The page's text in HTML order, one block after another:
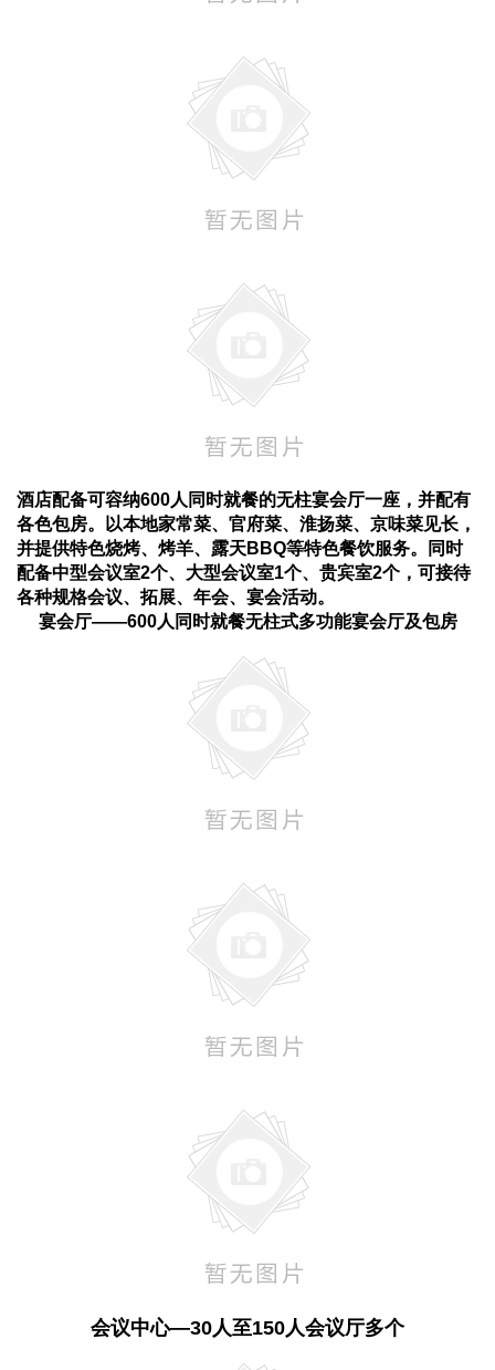
酒店配备可容纳600人同时就餐的无柱宴会厅一座，并配有
各色包房。以本地家常菜、官府菜、淮扬菜、京味菜见长，
并提供特色烧烤、烤羊、露天BBQ等特色餐饮服务。同时
配备中型会议室2个、大型会议室1个、贵宾室2个，可接待
各种规格会议、拓展、年会、宴会活动。
宴会厅——600人同时就餐无柱式多功能宴会厅及包房
会议中心—30人至150人会议厅多个